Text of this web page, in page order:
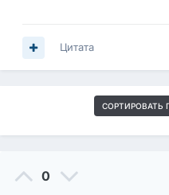
Цитата
СОРТИРОВАТЬ
0